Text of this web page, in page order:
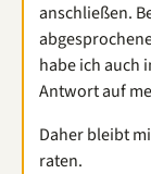
anschließen.
habe ich auch
Antwort auf
Daher bleibt
raten.